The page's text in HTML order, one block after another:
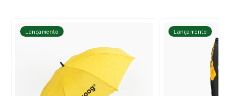
Lançamento Lançamento